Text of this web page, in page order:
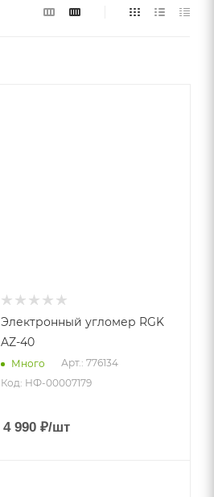
Электронный угломер RGK
AZ-40
Много
Арт.: 776134
Код: НФ-00007179
4 990 ₽/шт